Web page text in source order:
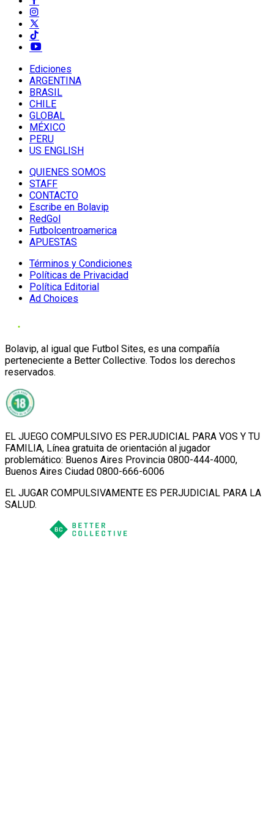
Ediciones
ARGENTINA
BRASIL
CHILE
GLOBAL
MÉXICO
PERU
US ENGLISH
QUIENES SOMOS
STAFF
CONTACTO
Escribe en Bolavip
RedGol
Futbolcentroamerica
APUESTAS
Términos y Condiciones
Políticas de Privacidad
Política Editorial
Ad Choices
Bolavip, al igual que Futbol Sites, es una compañía
perteneciente a Better Collective. Todos los derechos
reservados.
EL JUEGO COMPULSIVO ES PERJUDICIAL PARA VOS Y TU
FAMILIA, Línea gratuita de orientación al jugador
problemático: Buenos Aires Provincia 0800-444-4000,
Buenos Aires Ciudad 0800-666-6006
EL JUGAR COMPULSIVAMENTE ES PERJUDICIAL PARA LA
SALUD.